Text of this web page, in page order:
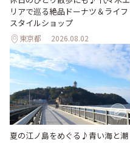
リアで巡る絶品ドーナツ＆ライフ
スタイルショップ
東京都 2026.08.02
夏の江ノ島をめぐる♪青い海と潮